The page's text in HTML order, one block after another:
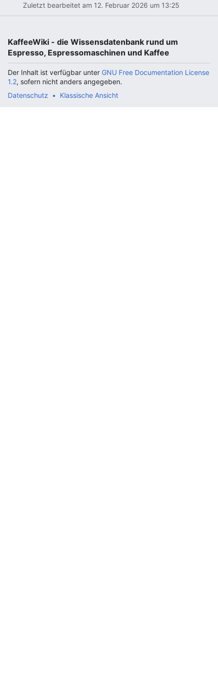
Zuletzt bearbeitet am 12. Februar 2026 um 13:25
KaffeeWiki - die Wissensdatenbank rund um
Espresso, Espressomaschinen und Kaffee
Der Inhalt ist verfügbar unter GNU Free Documentation License
1.2, sofern nicht anders angegeben.
Datenschutz
Klassische Ansicht